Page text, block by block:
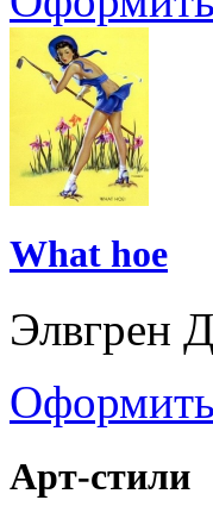
What hoe
Элвгрен
Оформить
Арт-стили